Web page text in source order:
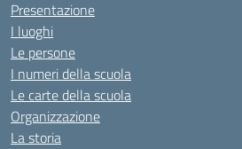
Presentazione
I luoghi
Le persone
I numeri della scuola
Le carte della scuola
Organizzazione
La storia